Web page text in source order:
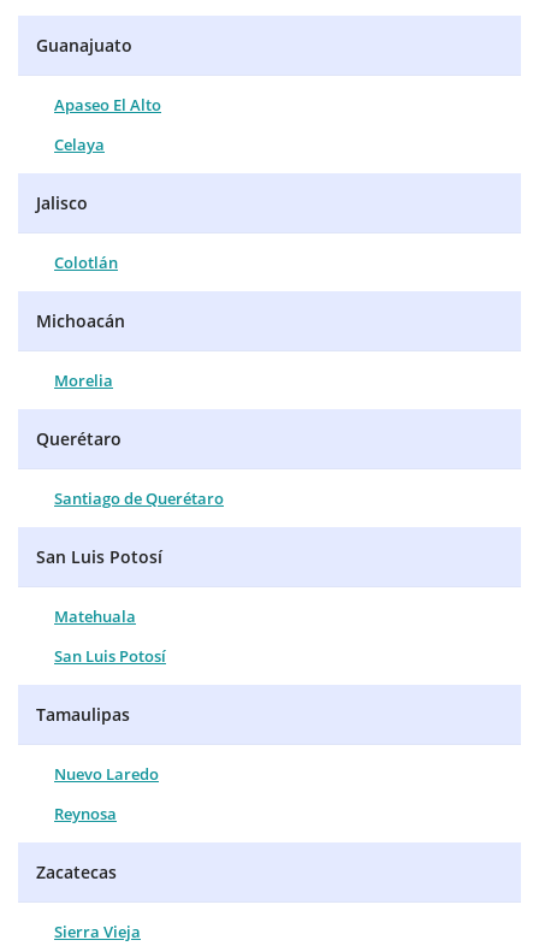
Guanajuato
Apaseo El Alto
Celaya
Jalisco
Colotlán
Michoacán
Morelia
Querétaro
Santiago de Querétaro
San Luis Potosí
Matehuala
San Luis Potosí
Tamaulipas
Nuevo Laredo
Reynosa
Zacatecas
Sierra Vieja